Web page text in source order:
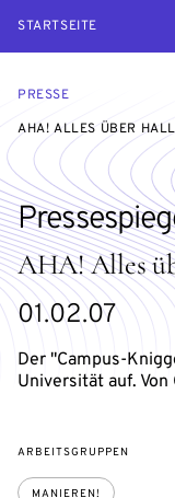
STARTSEITE
PRESSE
AHA! ALLES ÜBER
AHA! Alles
01.02.07
Der "Campus-
Universität auf.
ARBEITSGRUPPEN
MANIEREN!